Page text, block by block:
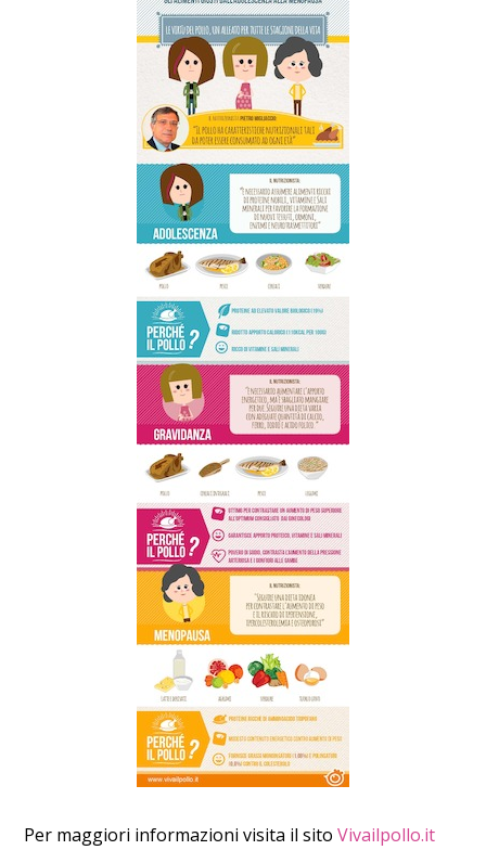
Per maggiori informazioni visita il sitoVivailpollo.it